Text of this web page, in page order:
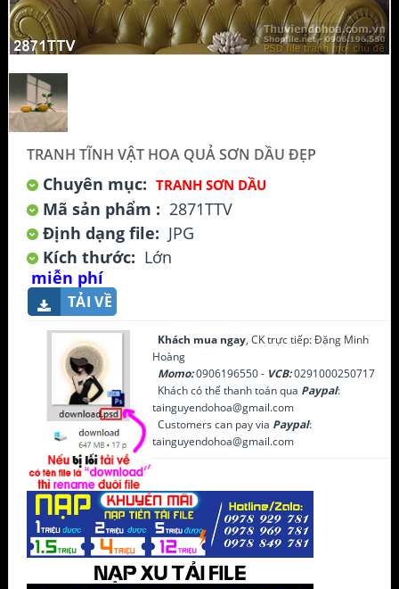
TRANH TĨNH VẬT HOA QUẢ SƠN DẦU ĐẸP
Chuyên mục: TRANH SƠN DẦU
Mã sản phẩm : 2871TTV
Định dạng file: JPG
Kích thước: Lớn
miễn phí
TẢI VỀ
Khách mua ngay, CK trực tiếp: Đặng Minh
Hoàng
Momo:0906196550 - VCB:0291000250717
Khách có thể thanh toán qua Paypal:
tainguyendohoa@gmail.com
Customers can pay via Paypal:
tainguyendohoa@gmail.com